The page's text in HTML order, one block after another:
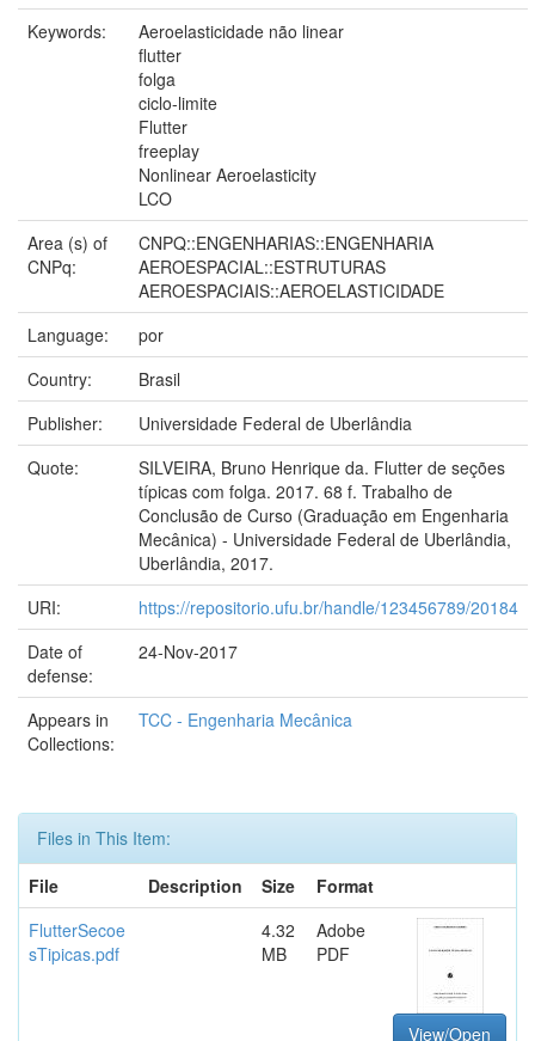
Keywords:
Aeroelasticidade não linear
flutter
folga
ciclo-limite
Flutter
freeplay
Nonlinear Aeroelasticity
LCO
Area (s) of
CNPq:
CNPQ::ENGENHARIAS::ENGENHARIA
AEROESPACIAL::ESTRUTURAS
AEROESPACIAIS::AEROELASTICIDADE
Language:
por
Country:
Brasil
Publisher:
Universidade Federal de Uberlândia
Quote:
SILVEIRA, Bruno Henrique da. Flutter de seções
típicas com folga. 2017. 68 f. Trabalho de
Conclusão de Curso (Graduação em Engenharia
Mecânica) - Universidade Federal de Uberlândia,
Uberlândia, 2017.
URI:
https://repositorio.ufu.br/handle/123456789/20184
Date of
defense:
24-Nov-2017
Appears in
Collections:
TCC - Engenharia Mecânica
Files in This Item:
File
Description Size
Format
FlutterSecoe
sTipicas.pdf
4.32
MB
Adobe
PDF
View/Open